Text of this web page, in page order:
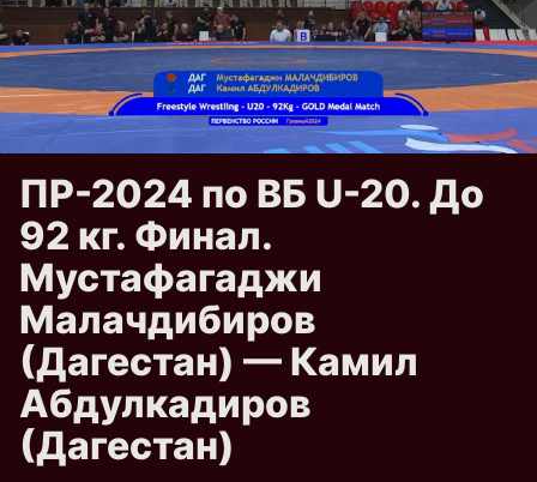
ПР-2024 по ВБ U-20. До
92 кг. Финал.
Мустафагаджи
Малачдибиров
(Дагестан) — Камил
Абдулкадиров
(Дагестан)